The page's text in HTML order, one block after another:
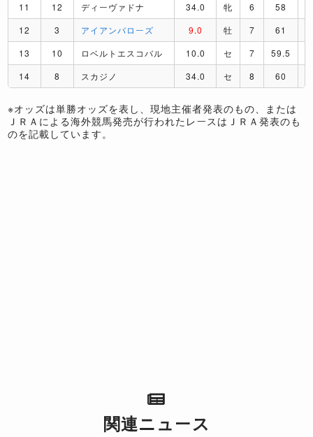
11
12 ディーヴァドナ 34.0 牝 6 58
12
3 アイアンバローズ 9.0 牡 7 61
13
10 ロベルトエスコバル 10.0 セ 7 59.5
14
8 スカジノ 34.0 セ 8 60
※オッズは単勝オッズを表し、現地主催者発表のもの、または
ＪＲＡによる海外競馬発売が行われたレースはＪＲＡ発表のも
のを記載しています。
関連ニュース